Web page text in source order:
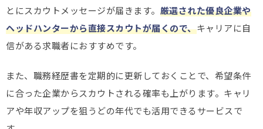
とにスカウトメッセージが届きます。 厳選された優良企業や
ヘッドハンターから直接スカウトが届くので、キャリアに自
信がある求職者におすすめです。
また、職務経歴書を定期的に更新しておくことで、希望条件
に合った企業からスカウトされる確率も上がります。キャリ
アや年収アップを狙うどの年代でも活用できるサービスで